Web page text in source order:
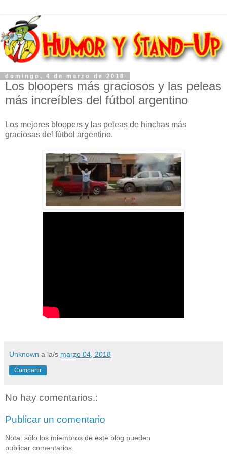
domingo, 4 de marzo de 2018
Los bloopers más graciosos y las peleas
más increíbles del fútbol argentino
Los mejores bloopers y las peleas de hinchas más
graciosas del fútbol argentino.
Unknown a la/s marzo 04, 2018
Compartir
No hay comentarios.:
Publicar un comentario
Nota: sólo los miembros de este blog pueden
publicar comentarios.